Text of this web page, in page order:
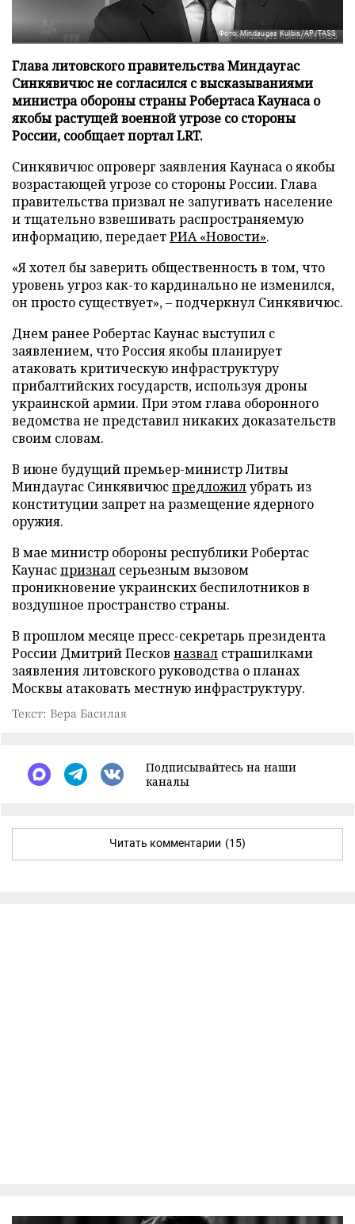
Фото: Mindaugas Kulbis/AP/TASS
Глава литовского правительства Миндаугас
Синкявичюс не согласился с высказываниями
министра обороны страны Робертаса Каунаса о
якобы растущей военной угрозе со стороны
России, сообщает портал LRT.
Синкявичюс опроверг заявления Каунаса о якобы
возрастающей угрозе со стороны России. Глава
правительства призвал не запугивать население
и тщательно взвешивать распространяемую
информацию, передаетРИА «Новости».
«Я хотел бы заверить общественность в том, что
уровень угроз как-то кардинально не изменился,
он просто существует», – подчеркнул Синкявичюс.
Днем ранее Робертас Каунас выступил с
заявлением, что Россия якобы планирует
атаковать критическую инфраструктуру
прибалтийских государств, используя дроны
украинской армии. При этом глава оборонного
ведомства не представил никаких доказательств
своим словам.
В июне будущий премьер-министр Литвы
Миндаугас Синкявичюспредложилубрать из
конституции запрет на размещение ядерного
оружия.
В мае министр обороны республики Робертас
Каунаспризнал серьезным вызовом
проникновение украинских беспилотников в
воздушное пространство страны.
В прошлом месяце пресс-секретарь президента
России Дмитрий Песков назвал страшилками
заявления литовского руководства о планах
Москвы атаковать местную инфраструктуру.
Текст: Вера Басилая
Подписывайтесь на наши
каналы
Читать комментарии (15)